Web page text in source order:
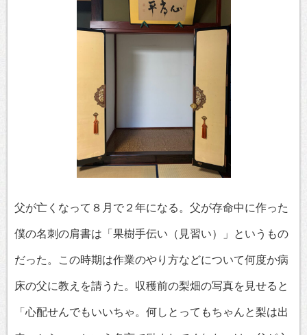
父が亡くなって８月で２年になる。父が存命中に作った
僕の名刺の肩書は「果樹手伝い（見習い）」というもの
だった。この時期は作業のやり方などについて何度か病
床の父に教えを請うた。収穫前の梨畑の写真を見せると
「心配せんでもいいちゃ。何しとってもちゃんと梨は出